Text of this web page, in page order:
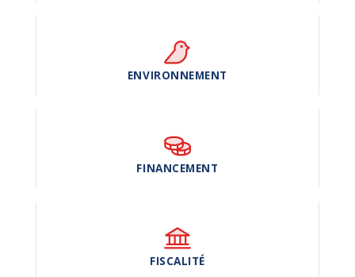
ENVIRONNEMENT
FINANCEMENT
FISCALITÉ